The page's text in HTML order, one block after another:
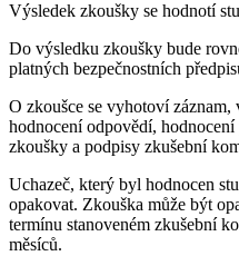
Výsledek zkoušky se hodnotí
Do výsledku zkoušky bude
platných bezpečnostních
O zkoušce se vyhotoví záznam,
hodnocení odpovědí,
zkoušky a podpisy zkušební
Uchazeč, který byl hodnocen
opakovat. Zkouška může být
termínu stanoveném zkušební
měsíců.